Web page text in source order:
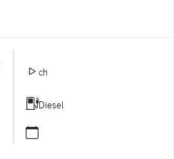
ch
Diesel